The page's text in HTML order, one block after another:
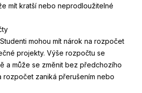
mít kratší nebo neprodloužitelné
Studenti mohou mít nárok na rozpočet
projekty. Výše rozpočtu se
a může se změnit bez předchozího
rozpočet zaniká přerušením nebo